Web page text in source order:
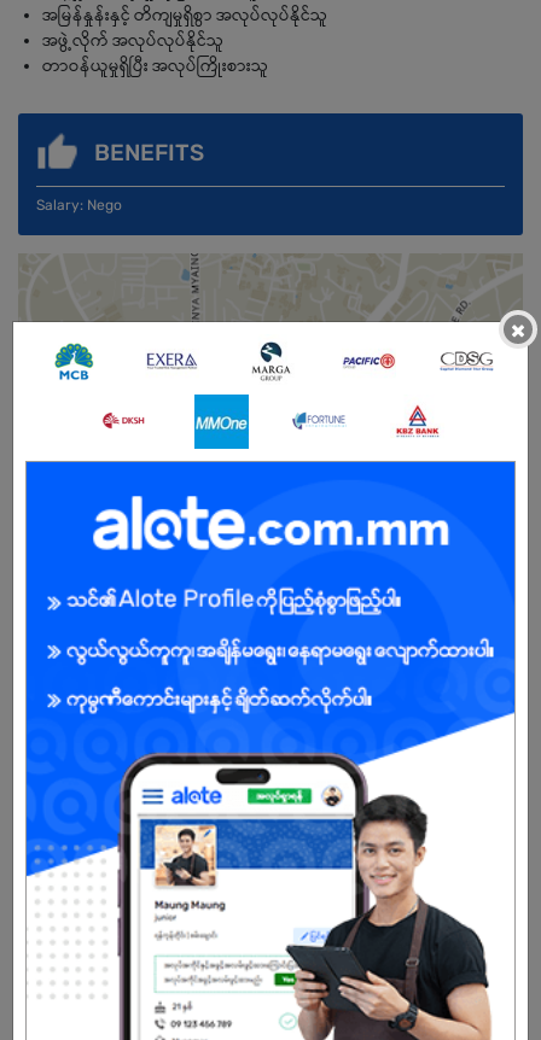
အမြန်နှုန်းနှင့် တိကျမှုရှိစွာ အလုပ်လုပ်နိုင်သူ
အဖွဲ့လိုက် အလုပ်လုပ်နိုင်သူ
တာဝန်ယူမှုရှိပြီး အလုပ်ကြိုးစားသူ
BENEFITS
Salary: Nego
Open To : Male/Female
Already Expired
Don't have an account?
REGISTER NOW!
More Similar Jobs
မီးဖိုချောင်အကူ
MPA International School
Bahan | Yangon
×